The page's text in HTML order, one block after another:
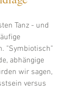
Tanz - und
"Symbiotisch"
abhängige
wir sagen,
versus